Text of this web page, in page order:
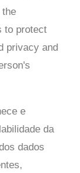
to protect
privacy and
e
da
dados